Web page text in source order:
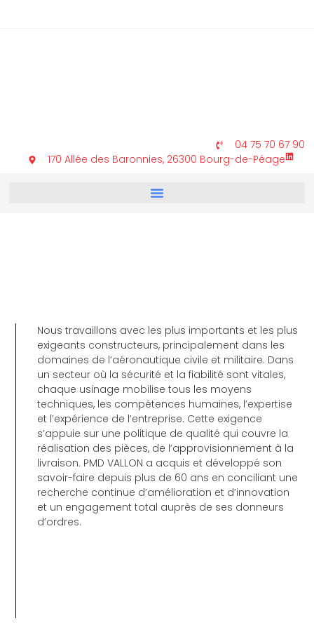
04 75 70 67 90
170 Allée des Baronnies, 26300 Bourg-de-Péage
Nous travaillons avec les plus importants et les plus
exigeants constructeurs, principalement dans les
domaines de l’aéronautique civile et militaire. Dans
un secteur où la sécurité et la fiabilité sont vitales,
chaque usinage mobilise tous les moyens
techniques, les compétences humaines, l’expertise
et l’expérience de l’entreprise. Cette exigence
s’appuie sur une politique de qualité qui couvre la
réalisation des pièces, de l’approvisionnement à la
livraison. PMD VALLON a acquis et développé son
savoir-faire depuis plus de 60 ans en conciliant une
recherche continue d’amélioration et d’innovation
et un engagement total auprès de ses donneurs
d’ordres.